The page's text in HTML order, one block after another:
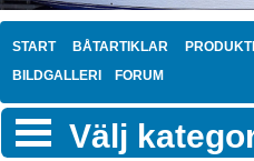
START BÅTARTIKLAR
BILDGALLERI
FORUM
Välj